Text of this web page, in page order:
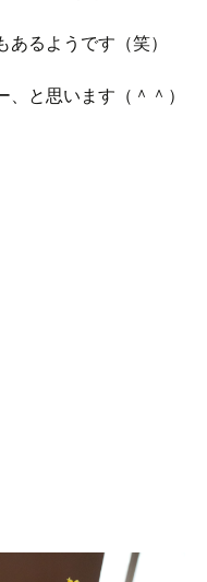
るようです（笑）
と思います（＾＾）